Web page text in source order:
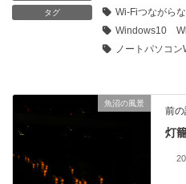
タグ
Wi-Fiつながら
Windows10
ノートパソコ
魚沼の風景
前
灯